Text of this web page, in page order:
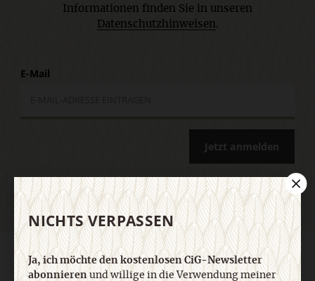
Informationen finden Sie in unseren
Datenschutzhinweisen.
E-Mail
Jetzt anmelden
AGB und Widerrufsbelehrung Datenschutz
Barrierefreiheit
Impressum
NICHTS VERPASSEN
Ja, ich möchte den kostenlosen CiG-Newsletter
abonnierenund willige in die Verwendung meiner